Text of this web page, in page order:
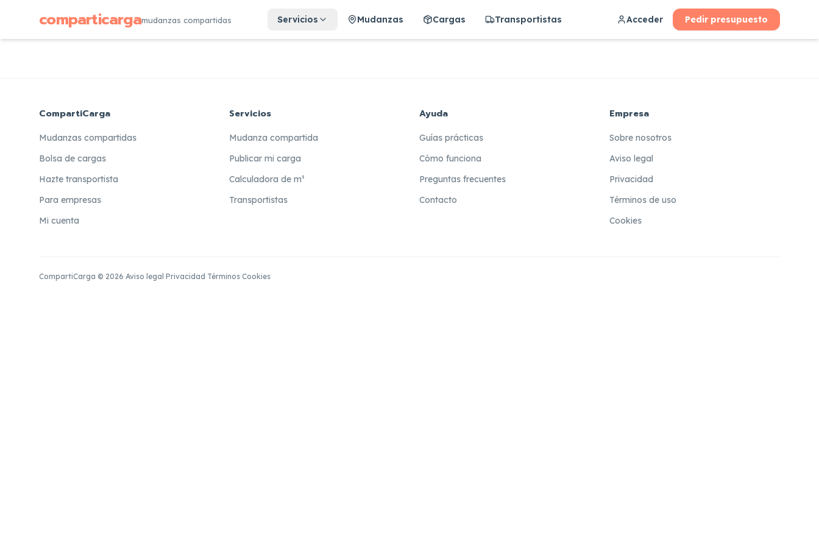
comparticargamudanzas compartidas Servicios Mudanzas Cargas Transportistas Acceder Pedir presupuesto
CompartiCarga
Mudanzas compartidas
Bolsa de cargas
Hazte transportista
Para empresas
Mi cuenta
Servicios
Mudanza compartida
Publicar mi carga
Calculadora de m³
Transportistas
Ayuda
Guías prácticas
Cómo funciona
Preguntas frecuentes
Contacto
Empresa
Sobre nosotros
Aviso legal
Privacidad
Términos de uso
Cookies
CompartiCarga © 2026·Aviso legal ·Privacidad ·Términos·Cookies